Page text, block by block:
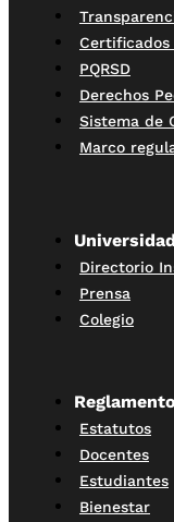
PQRSD
Derechos
Sistema de
Marco
Directorio
Prensa
Colegio
Estatutos
Docentes
Estudiantes
Bienestar